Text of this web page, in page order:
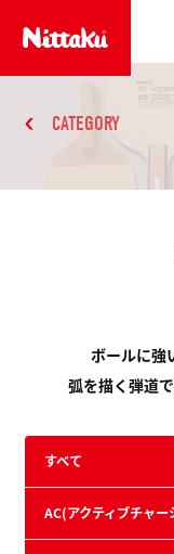
CATEGORY
ボールに強
弧を描く弾道
すべて
AC(アクティブチャー